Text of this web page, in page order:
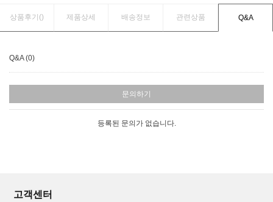
상품후기() 제품상세 배송정보 관련상품 Q&A
Q&A (0)
문의하기
등록된 문의가 없습니다.
고객센터